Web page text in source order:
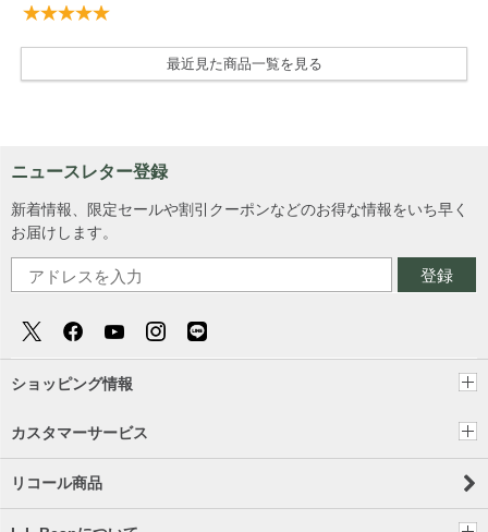
最近見た商品一覧を見る
ニュースレター登録
新着情報、限定セールや割引クーポンなどのお得な情報をいち早く
お届けします。
登録
ショッピング情報
カスタマーサービス
リコール商品